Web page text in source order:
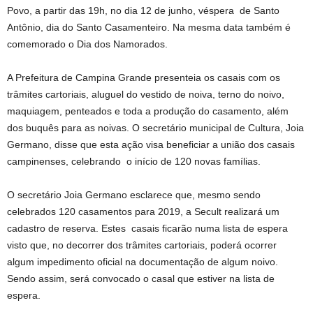
Povo, a partir das 19h, no dia 12 de junho, véspera de Santo
Antônio, dia do Santo Casamenteiro. Na mesma data também é
comemorado o Dia dos Namorados.
A Prefeitura de Campina Grande presenteia os casais com os
trâmites cartoriais, aluguel do vestido de noiva, terno do noivo,
maquiagem, penteados e toda a produção do casamento, além
dos buquês para as noivas. O secretário municipal de Cultura, Joia
Germano, disse que esta ação visa beneficiar a união dos casais
campinenses, celebrando o início de 120 novas famílias.
O secretário Joia Germano esclarece que, mesmo sendo
celebrados 120 casamentos para 2019, a Secult realizará um
cadastro de reserva. Estes casais ficarão numa lista de espera
visto que, no decorrer dos trâmites cartoriais, poderá ocorrer
algum impedimento oficial na documentação de algum noivo.
Sendo assim, será convocado o casal que estiver na lista de
espera.